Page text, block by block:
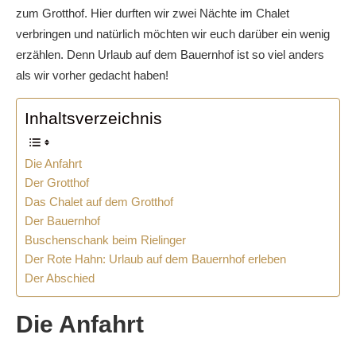
zum Grotthof. Hier durften wir zwei Nächte im Chalet
verbringen und natürlich möchten wir euch darüber ein wenig
erzählen. Denn Urlaub auf dem Bauernhof ist so viel anders
als wir vorher gedacht haben!
Inhaltsverzeichnis
Die Anfahrt
Der Grotthof
Das Chalet auf dem Grotthof
Der Bauernhof
Buschenschank beim Rielinger
Der Rote Hahn: Urlaub auf dem Bauernhof erleben
Der Abschied
Die Anfahrt